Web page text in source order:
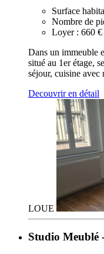
Surface
Nombre de
Loyer : 660
Dans un immeuble
situé au 1er étage,
séjour, cuisine avec
Decouvrir en détail
LOUE
Studio Meublé